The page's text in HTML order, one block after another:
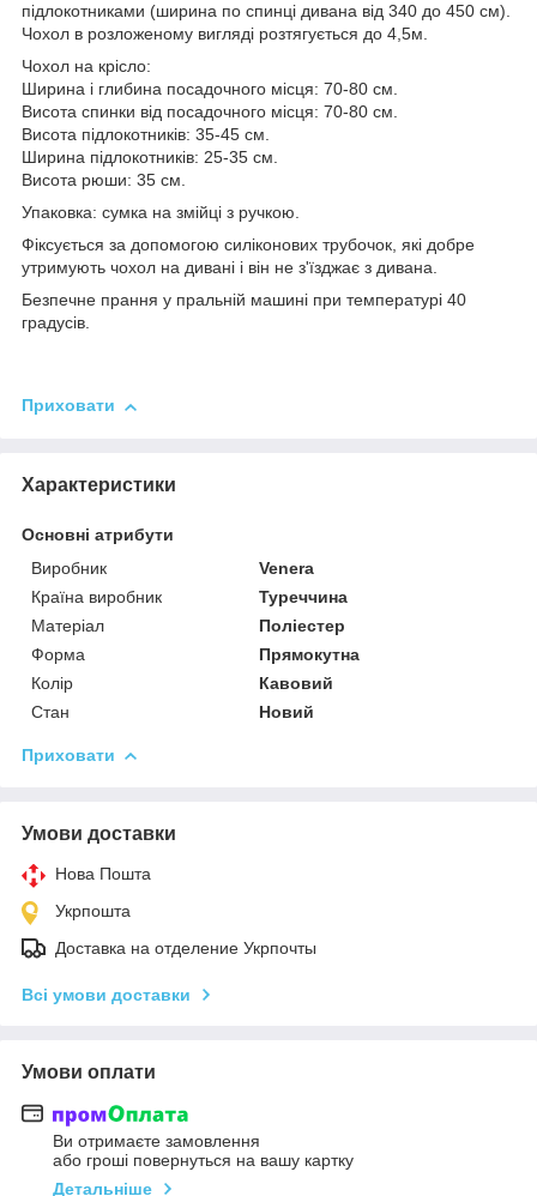
підлокотниками (ширина по спинці дивана від 340 до 450 см).
Чохол в розложеному вигляді розтягується до 4,5м.
Чохол на крісло:
Ширина і глибина посадочного місця: 70-80 см.
Висота спинки від посадочного місця: 70-80 см.
Висота підлокотників: 35-45 см.
Ширина підлокотників: 25-35 см.
Висота рюши: 35 см.
Упаковка: сумка на змійці з ручкою.
Фіксується за допомогою силіконових трубочок, які добре
утримують чохол на дивані і він не з'їзджає з дивана.
Безпечне прання у пральній машині при температурі 40
градусів.
Приховати
Характеристики
Основні атрибути
Виробник
Venera
Країна виробник
Туреччина
Матеріал
Поліестер
Форма
Прямокутна
Колір
Кавовий
Стан
Новий
Приховати
Умови доставки
Нова Пошта
Укрпошта
Доставка на отделение Укрпочты
Всі умови доставки
Умови оплати
Ви отримаєте замовлення
або гроші повернуться на вашу картку
Детальніше